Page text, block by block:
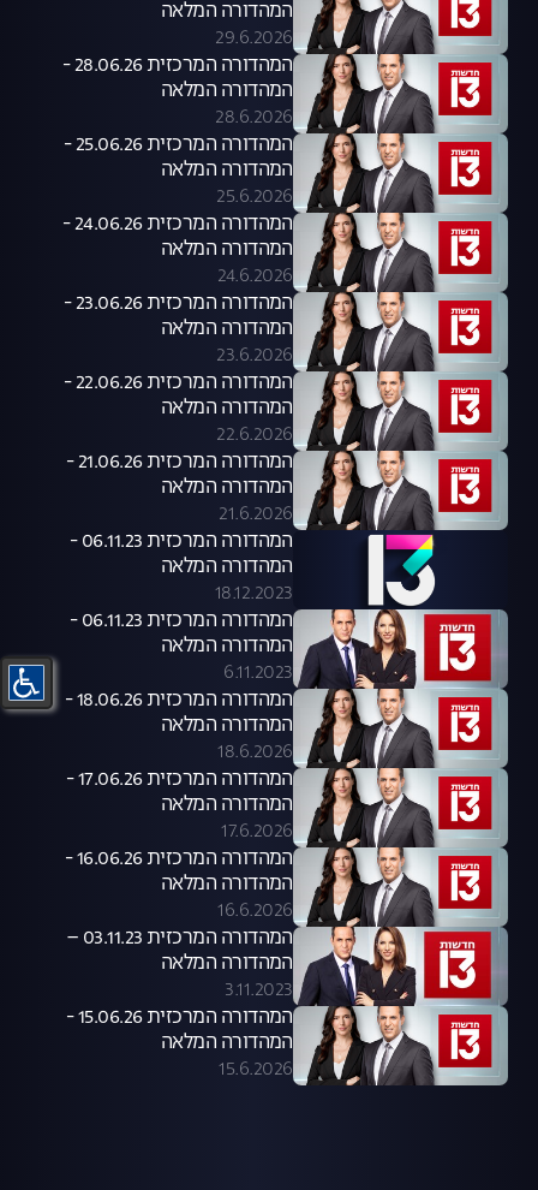
המהדורה המלאה
29.6.2026
המהדורה המרכזית 28.06.26 -
המהדורה המלאה
28.6.2026
המהדורה המרכזית 25.06.26 -
המהדורה המלאה
25.6.2026
המהדורה המרכזית 24.06.26 -
המהדורה המלאה
24.6.2026
המהדורה המרכזית 23.06.26 -
המהדורה המלאה
23.6.2026
המהדורה המרכזית 22.06.26 -
המהדורה המלאה
22.6.2026
המהדורה המרכזית 21.06.26 -
המהדורה המלאה
21.6.2026
המהדורה המרכזית 06.11.23 -
המהדורה המלאה
18.12.2023
המהדורה המרכזית 06.11.23 -
המהדורה המלאה
6.11.2023
המהדורה המרכזית 18.06.26 -
המהדורה המלאה
18.6.2026
המהדורה המרכזית 17.06.26 -
המהדורה המלאה
17.6.2026
המהדורה המרכזית 16.06.26 -
המהדורה המלאה
16.6.2026
המהדורה המרכזית 03.11.23 –
המהדורה המלאה
3.11.2023
המהדורה המרכזית 15.06.26 -
המהדורה המלאה
15.6.2026